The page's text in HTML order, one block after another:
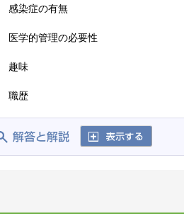
感染症の有無
医学的管理の必要性
趣味
職歴